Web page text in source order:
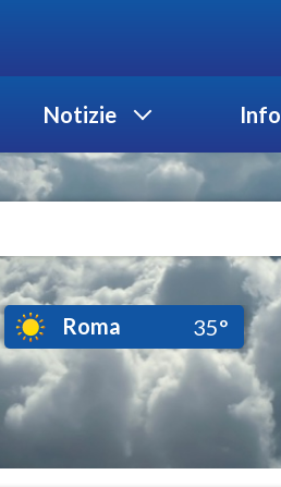
Notizie Info
Roma 35°